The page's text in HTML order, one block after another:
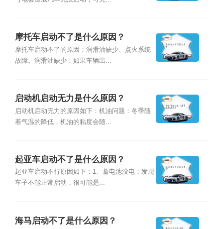
摩托车启动不了是什么原因？
摩托车启动不了的原因：润滑油缺少、点火系统
故障。润滑油缺少：如果车辆出...
启动机启动无力是什么原因？
启动机启动无力的原因如下：机油问题：冬季随
着气温的降低，机油的粘度会随...
起亚车启动不了是什么原因？
起亚车启动不行原因如下：1、蓄电池没电：发现
车子不能正常启动，很可能是...
海马启动不了是什么原因？